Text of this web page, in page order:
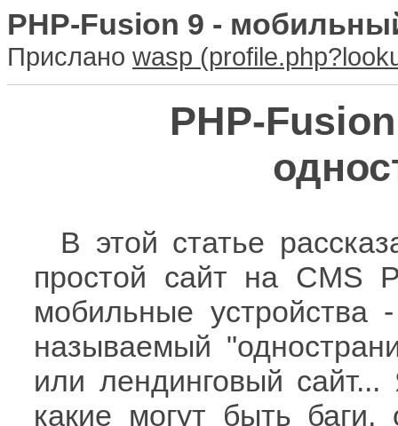
PHP-Fusion 9 -
Прислано wasp
PHP-
В этой статье
простой сайт на CMS
мобильные
называемый
или лендинговый
какие могут быть